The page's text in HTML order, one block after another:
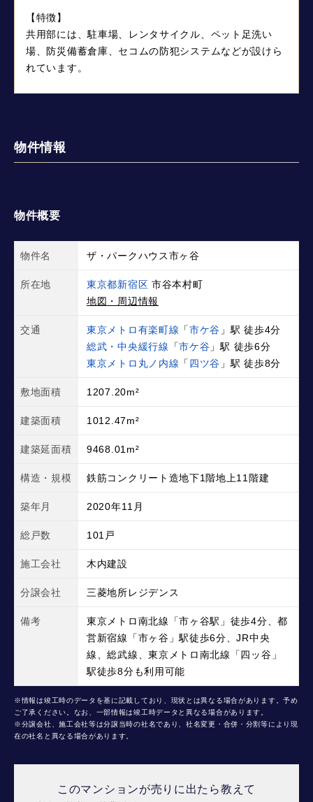
【特徴】
共用部には、駐車場、レンタサイクル、ペット足洗い
場、防災備蓄倉庫、セコムの防犯システムなどが設けら
れています。
物件情報
物件概要
物件名 ザ・パークハウス市ヶ谷
所在地 東京都新宿区 市谷本村町
地図・周辺情報
交通 東京メトロ有楽町線 「市ケ谷 」駅 徒歩4分
総武・中央緩行線
「市ケ谷 」駅 徒歩6分
東京メトロ丸ノ内線 「 四ツ谷 」駅 徒歩8分
敷地面積 1207.20m²
建築面積 1012.47m²
建築延面積 9468.01m²
構造・規模 鉄筋コンクリート造地下1階地上11階建
築年月 2020年11月
総戸数 101戸
施工会社 木内建設
分譲会社 三菱地所レジデンス
備考
東京メトロ南北線「市ヶ谷駅」徒歩4分、都
営新宿線「市ヶ谷」駅徒歩6分、JR中央
線、総武線、東京メトロ南北線「四ッ谷」
駅徒歩8分も利用可能
※情報は竣工時のデータを基に記載しており、現状とは異なる場合があります。予め
ご了承ください。なお、一部情報は竣工時データと異なる場合があります。
※分譲会社、施工会社等は分譲当時の社名であり、社名変更・合併・分割等により現
在の社名と異なる場合があります。
このマンションが売りに出たら教えて